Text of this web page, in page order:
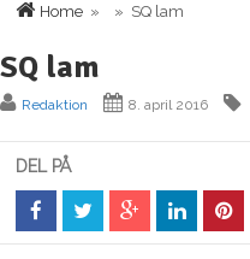
Home » » SQ lam
SQ lam
Redaktion 8. april 2016
DEL PÅ